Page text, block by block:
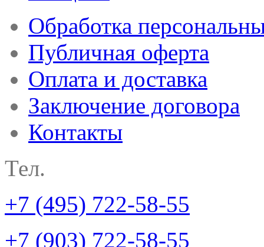
Обработка
Публичная оферта
Оплата и доставка
Заключение договора
Контакты
Тел.
+7 (495) 722-58-55
+7 (903) 722-58-55